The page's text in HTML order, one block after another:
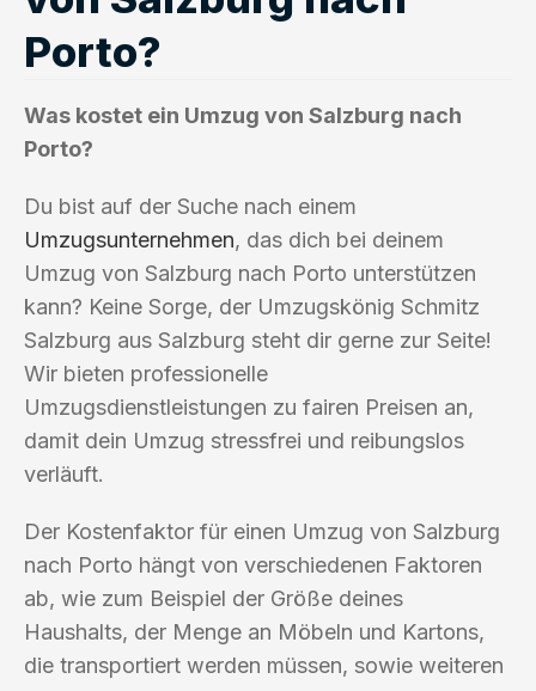
Porto?
Was kostet ein Umzug von Salzburg nach
Porto?
Du bist auf der Suche nach einem
Umzugsunternehmen, das dich bei deinem
Umzug von Salzburg nach Porto unterstützen
kann? Keine Sorge, der Umzugskönig Schmitz
Salzburg aus Salzburg steht dir gerne zur Seite!
Wir bieten professionelle
Umzugsdienstleistungen zu fairen Preisen an,
damit dein Umzug stressfrei und reibungslos
verläuft.
Der Kostenfaktor für einen Umzug von Salzburg
nach Porto hängt von verschiedenen Faktoren
ab, wie zum Beispiel der Größe deines
Haushalts, der Menge an Möbeln und Kartons,
die transportiert werden müssen, sowie weiteren